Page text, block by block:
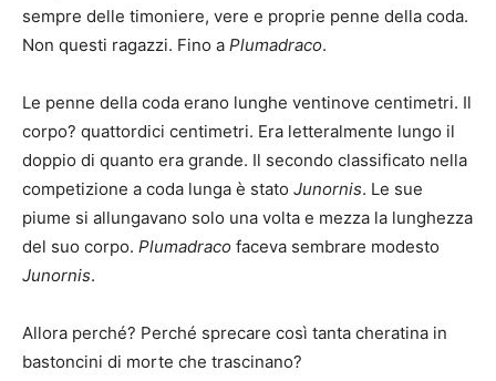
sempre delle timoniere, vere e proprie penne della coda.
Non questi ragazzi. Fino a Plumadraco.
Le penne della coda erano lunghe ventinove centimetri. Il
corpo? quattordici centimetri. Era letteralmente lungo il
doppio di quanto era grande. Il secondo classificato nella
competizione a coda lunga è stato Junornis. Le sue
piume si allungavano solo una volta e mezza la lunghezza
del suo corpo. Plumadraco faceva sembrare modesto
Junornis.
Allora perché? Perché sprecare così tanta cheratina in
bastoncini di morte che trascinano?